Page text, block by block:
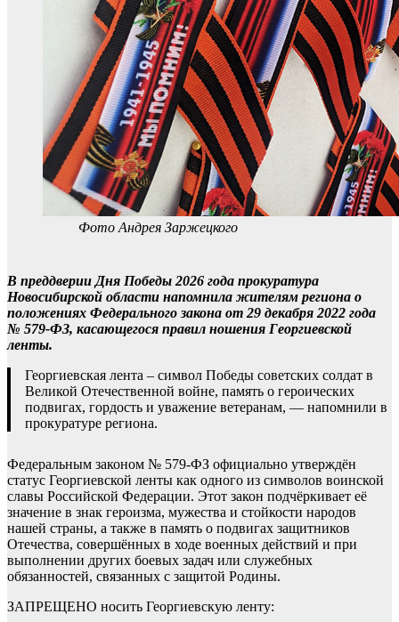
Фото Андрея Заржецкого
В преддверии Дня Победы 2026 года прокуратура
Новосибирской области напомнила жителям региона о
положениях Федерального закона от 29 декабря 2022 года
№ 579-ФЗ, касающегося правил ношения Георгиевской
ленты.
Георгиевская лента – символ Победы советских солдат в
Великой Отечественной войне, память о героических
подвигах, гордость и уважение ветеранам, — напомнили в
прокуратуре региона.
Федеральным законом № 579-ФЗ официально утверждён
статус Георгиевской ленты как одного из символов воинской
славы Российской Федерации. Этот закон подчёркивает её
значение в знак героизма, мужества и стойкости народов
нашей страны, а также в память о подвигах защитников
Отечества, совершённых в ходе военных действий и при
выполнении других боевых задач или служебных
обязанностей, связанных с защитой Родины.
ЗАПРЕЩЕНО носить Георгиевскую ленту: